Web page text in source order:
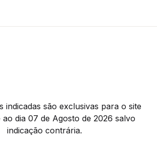
indicadas são exclusivas para o site
ao dia 07 de Agosto de 2026 salvo
indicação contrária.